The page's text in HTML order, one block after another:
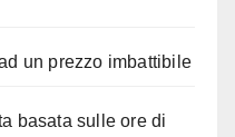
un prezzo imbattibile
basata sulle ore di